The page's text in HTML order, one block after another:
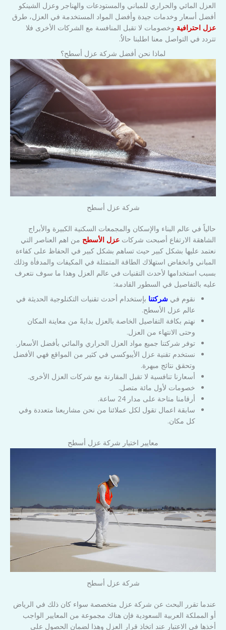
العزل المائي والحراري للمباني والمستودعات والهناجر وعزل الشينكو
أفضل أسعار وخدمات جيدة وأفضل المواد المستخدمة في العزل، طرق
عزل احترافية وخصومات لا تقبل المنافسة مع الشركات الأخرى فلا
تتردد في التواصل معنا اطلبنا حالاُ.
لماذا نحن أفضل شركة عزل أسطح؟
شركة عزل أسطح
حالياً في عالم البناء والإسكان والمجمعات السكنية الكبيرة والأبراج
الشاهقة الارتفاع أصبحت شركات عزل الأسطح من اهم العناصر التي
نعتمد عليها بشكل كبير حيث تساهم بشكل كبير في الحفاظ على كفاءة
المباني وانخفاض استهلاك الطاقة المتمثلة في المكيفات والمدفأة وذلك
بسبب استخدامها لأحدث التقنيات في عالم العزل وهذا ما سوف نتعرف
عليه بالتفاصيل في السطور القادمة:
نقوم فيشركتنا بإستخدام أحدث تقنيات التكنلوجية الحديثة في
عالم عزل الأسطح.
نهتم بكافة التفاصيل الخاصة بالعزل بدايةً من معاينة المكان
وحتى الانتهاء من العزل.
توفر شركتنا جميع مواد العزل الحراري والمائي بأفضل الأسعار.
نستخدم تقنية عزل الأيبوكسي في كثير من المواقع فهي الأفضل
وتحقق نتائج مبهرة.
أسعارنا تنافسية لا تقبل المقارنة مع شركات العزل الأخرى.
خصومات لأول مائة متصل.
أرقامنا متاحة على مدار 24 ساعة.
سابقة اعمال تقول لكل عملائنا من نحن مشاريعنا متعددة وفي
كل مكان.
معايير اختيار شركة عزل أسطح
شركة عزل أسطح
عندما تقرر البحث عن شركة عزل متخصصة سواء كان ذلك في الرياض
أو المملكة العربية السعودية فإن هناك مجموعة من المعايير الواجب
أخذها في الاعتبار عند اتخاذ قرار العزل وهذا لضمان الحصول على